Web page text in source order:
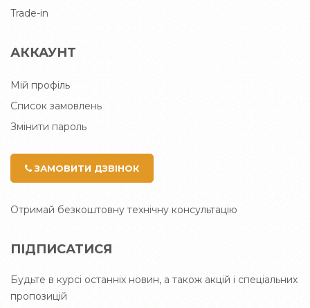
Trade-in
АККАУНТ
Мій профіль
Список замовлень
Змінити пароль
ЗАМОВИТИ ДЗВІНОК
Отримай безкоштовну технічну консультацію
ПІДПИСАТИСЯ
Будьте в курсі останніх новин, а також акцій і спеціальних
пропозицій